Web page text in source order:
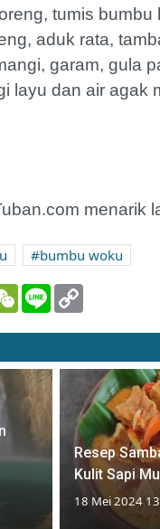
tumis
aduk rata,
garam, gula
layu dan air agak
menarik
bumbu woku
WeChatLine
Resep
Kulit Sapi
18 Mei 2024